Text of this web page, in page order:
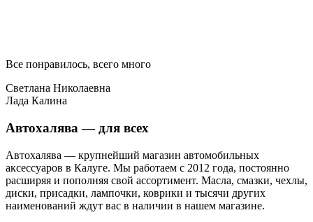
Все понравилось, всего много
Светлана Николаевна
Лада Калина
Автохалява — для всех
Автохалява — крупнейший магазин автомобильных
аксессуаров в Калуге. Мы работаем с 2012 года, постоянно
расширяя и пополняя свой ассортимент. Масла, смазки, чехлы,
диски, присадки, лампочки, коврики и тысячи других
наименований ждут вас в наличии в нашем магазине.